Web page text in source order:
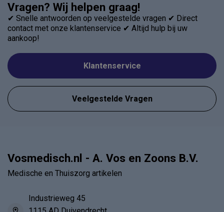
Vragen? Wij helpen graag!
✔ Snelle antwoorden op veelgestelde vragen ✔ Direct
contact met onze klantenservice ✔ Altijd hulp bij uw
aankoop!
Klantenservice
Veelgestelde Vragen
Vosmedisch.nl - A. Vos en Zoons B.V.
Medische en Thuiszorg artikelen
Industrieweg 45